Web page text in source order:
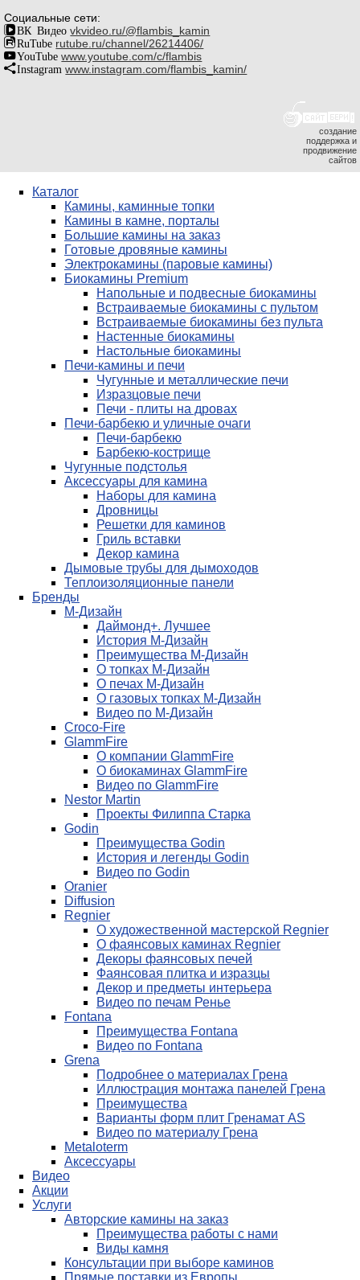
Социальные сети:
ВК Видео vkvideo.ru/@flambis_kamin
RuTube rutube.ru/channel/26214406/
YouTube www.youtube.com/c/flambis
Instagram www.instagram.com/flambis_kamin/
создание
поддержка и
продвижение
сайтов
Каталог
Камины, каминные топки
Камины в камне, порталы
Большие камины на заказ
Готовые дровяные камины
Электрокамины (паровые камины)
Биокамины Premium
Напольные и подвесные биокамины
Встраиваемые биокамины с пультом
Встраиваемые биокамины без пульта
Настенные биокамины
Настольные биокамины
Печи-камины и печи
Чугунные и металлические печи
Изразцовые печи
Печи - плиты на дровах
Печи-барбекю и уличные очаги
Печи-барбекю
Барбекю-кострище
Чугунные подстолья
Аксессуары для камина
Наборы для камина
Дровницы
Решетки для каминов
Гриль вставки
Декор камина
Дымовые трубы для дымоходов
Теплоизоляционные панели
Бренды
М-Дизайн
Даймонд+. Лучшее
История М-Дизайн
Преимущества М-Дизайн
О топках М-Дизайн
О печах М-Дизайн
О газовых топках М-Дизайн
Видео по М-Дизайн
Croco-Fire
GlammFire
О компании GlammFire
О биокаминах GlammFire
Видео по GlammFire
Nestor Martin
Проекты Филиппа Старка
Godin
Преимущества Godin
История и легенды Godin
Видео по Godin
Oranier
Diffusion
Regnier
О художественной мастерской Regnier
О фаянсовых каминах Regnier
Декоры фаянсовых печей
Фаянсовая плитка и изразцы
Декор и предметы интерьера
Видео по печам Ренье
Fontana
Преимущества Fontana
Видео по Fontana
Grena
Подробнее о материалах Грена
Иллюстрация монтажа панелей Грена
Преимущества
Варианты форм плит Гренамат AS
Видео по материалу Грена
Metaloterm
Аксессуары
Видео
Акции
Услуги
Авторские камины на заказ
Преимущества работы с нами
Виды камня
Консультации при выборе каминов